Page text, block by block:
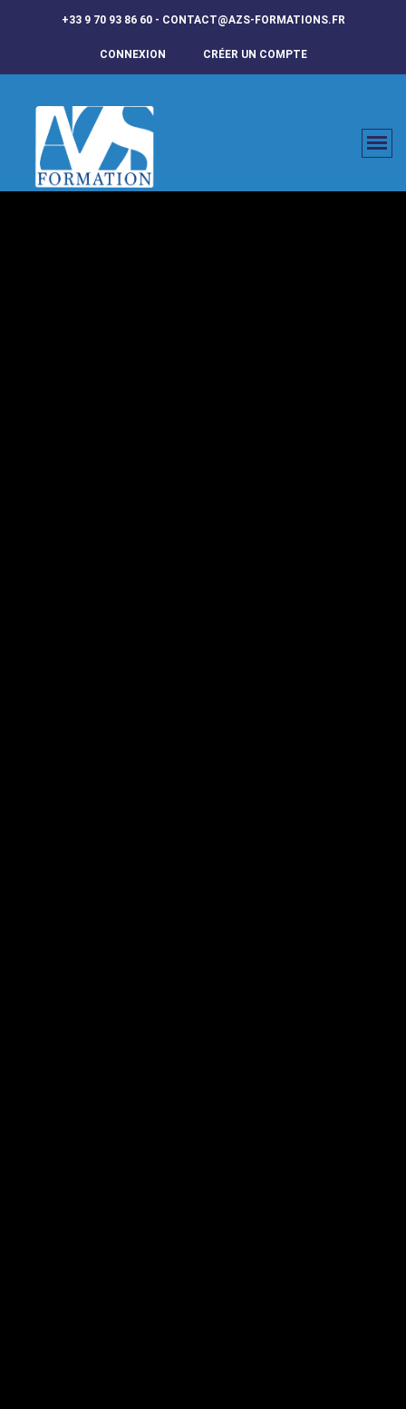
+33 9 70 93 86 60 - CONTACT@AZS-FORMATIONS.FR
CONNEXION CRÉER UN COMPTE